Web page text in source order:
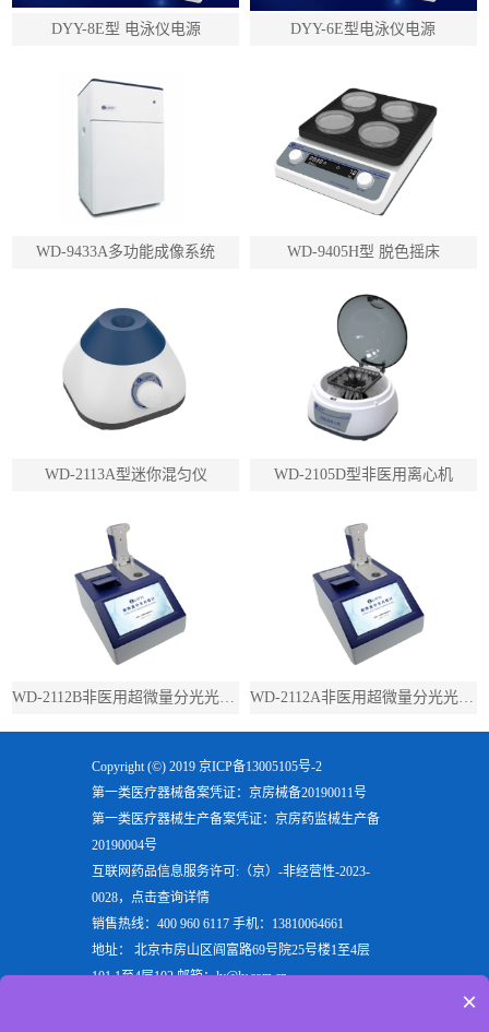
DYY-8E型 电泳仪电源 DYY-6E型电泳仪电源
WD-9433A多功能成像系统 WD-9405H型 脱色摇床
WD-2113A型迷你混匀仪 WD-2105D型非医用离心机
WD-2112B非医用超微量分光光度计（带荧光） WD-2112A非医用超微量分光光度计（不带荧光）
Copyright (©) 2019 京ICP备13005105号-2
第一类医疗器械备案凭证：京房械备20190011号
第一类医疗器械生产备案凭证：京房药监械生产备
20190004号
互联网药品信息服务许可:（京）-非经营性-2023-
0028，点击查询详情
销售热线：400 960 6117 手机：13810064661
地址： 北京市房山区阎富路69号院25号楼1至4层
101,1至4层102 邮箱：ly@ly.com.cn
×